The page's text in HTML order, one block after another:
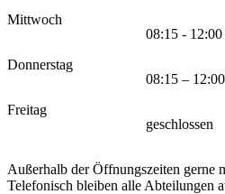
Mittwoch
08:15 -
Donnerstag
08:15 –
Freitag
geschlossen
Außerhalb der Öffnungszeiten gerne
Telefonisch bleiben alle Abteilungen